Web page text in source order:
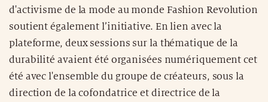
d'activisme de la mode au monde Fashion Revolution
soutient également l’initiative. En lien avec la
plateforme, deux sessions sur la thématique de la
durabilité avaient été organisées numériquement cet
été avec l'ensemble du groupe de créateurs, sous la
direction de la cofondatrice et directrice de la